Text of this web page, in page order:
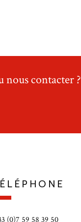
nous contacter ?
(0)7 59 58 39 50